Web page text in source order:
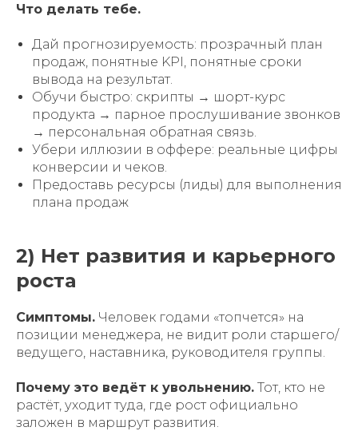
Что делать тебе.
Дай прогнозируемость: прозрачный план
продаж, понятные KPI, понятные сроки
вывода на результат.
Обучи быстро: скрипты → шорт-курс
продукта → парное прослушивание звонков
→ персональная обратная связь.
Убери иллюзии в оффере: реальные цифры
конверсии и чеков.
Предоставь ресурсы (лиды) для выполнения
плана продаж
2) Нет развития и карьерного
роста
Симптомы. Человек годами «топчется» на
позиции менеджера, не видит роли старшего/
ведущего, наставника, руководителя группы.
Почему это ведёт к увольнению. Тот, кто не
растёт, уходит туда, где рост официально
заложен в маршрут развития.